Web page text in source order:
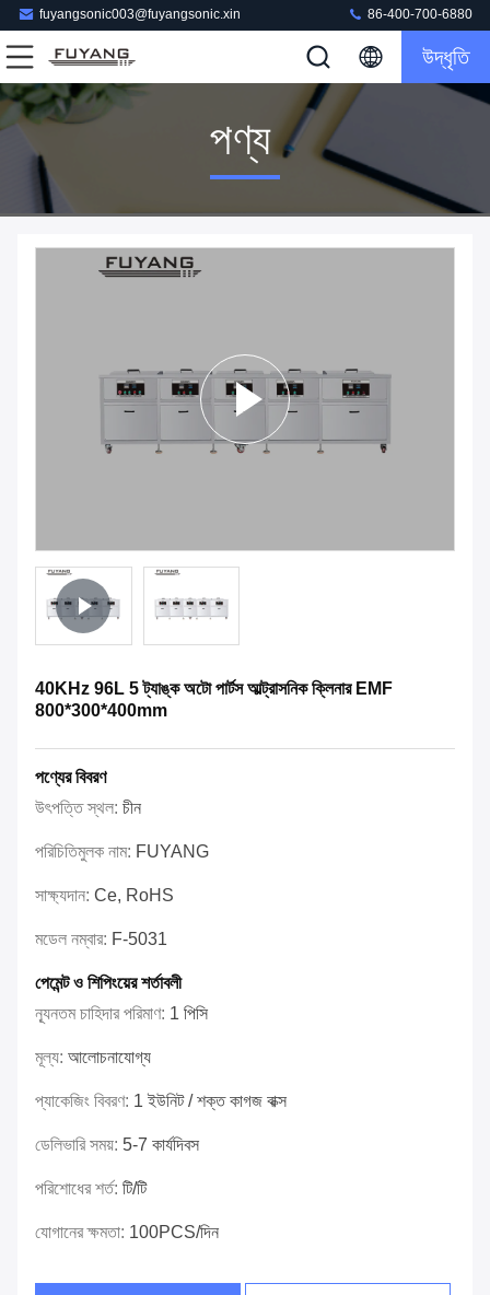
fuyangsonic003@fuyangsonic.xin 86-400-700-6880
উদ্ধৃতি
পণ্য
40KHz 96L 5 ট্যাঙ্ক অটো পার্টস আল্ট্রাসনিক ক্লিনার EMF
800*300*400mm
পণ্যের বিবরণ
উৎপত্তি স্থল: চীন
পরিচিতিমুলক নাম: FUYANG
সাক্ষ্যদান: Ce, RoHS
মডেল নম্বার: F-5031
পেমেন্ট ও শিপিংয়ের শর্তাবলী
ন্যূনতম চাহিদার পরিমাণ: 1 পিসি
মূল্য: আলোচনাযোগ্য
প্যাকেজিং বিবরণ: 1 ইউনিট / শক্ত কাগজ বাক্স
ডেলিভারি সময়: 5-7 কার্যদিবস
পরিশোধের শর্ত: টি/টি
যোগানের ক্ষমতা: 100PCS/দিন